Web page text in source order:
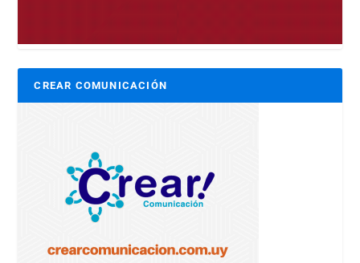
CREAR COMUNICACIÓN